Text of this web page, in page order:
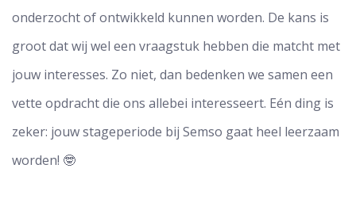
onderzocht of ontwikkeld kunnen worden. De kans is
groot dat wij wel een vraagstuk hebben die matcht met
jouw interesses. Zo niet, dan bedenken we samen een
vette opdracht die ons allebei interesseert. Eén ding is
zeker: jouw stageperiode bij Semso gaat heel leerzaam
worden! 🤓